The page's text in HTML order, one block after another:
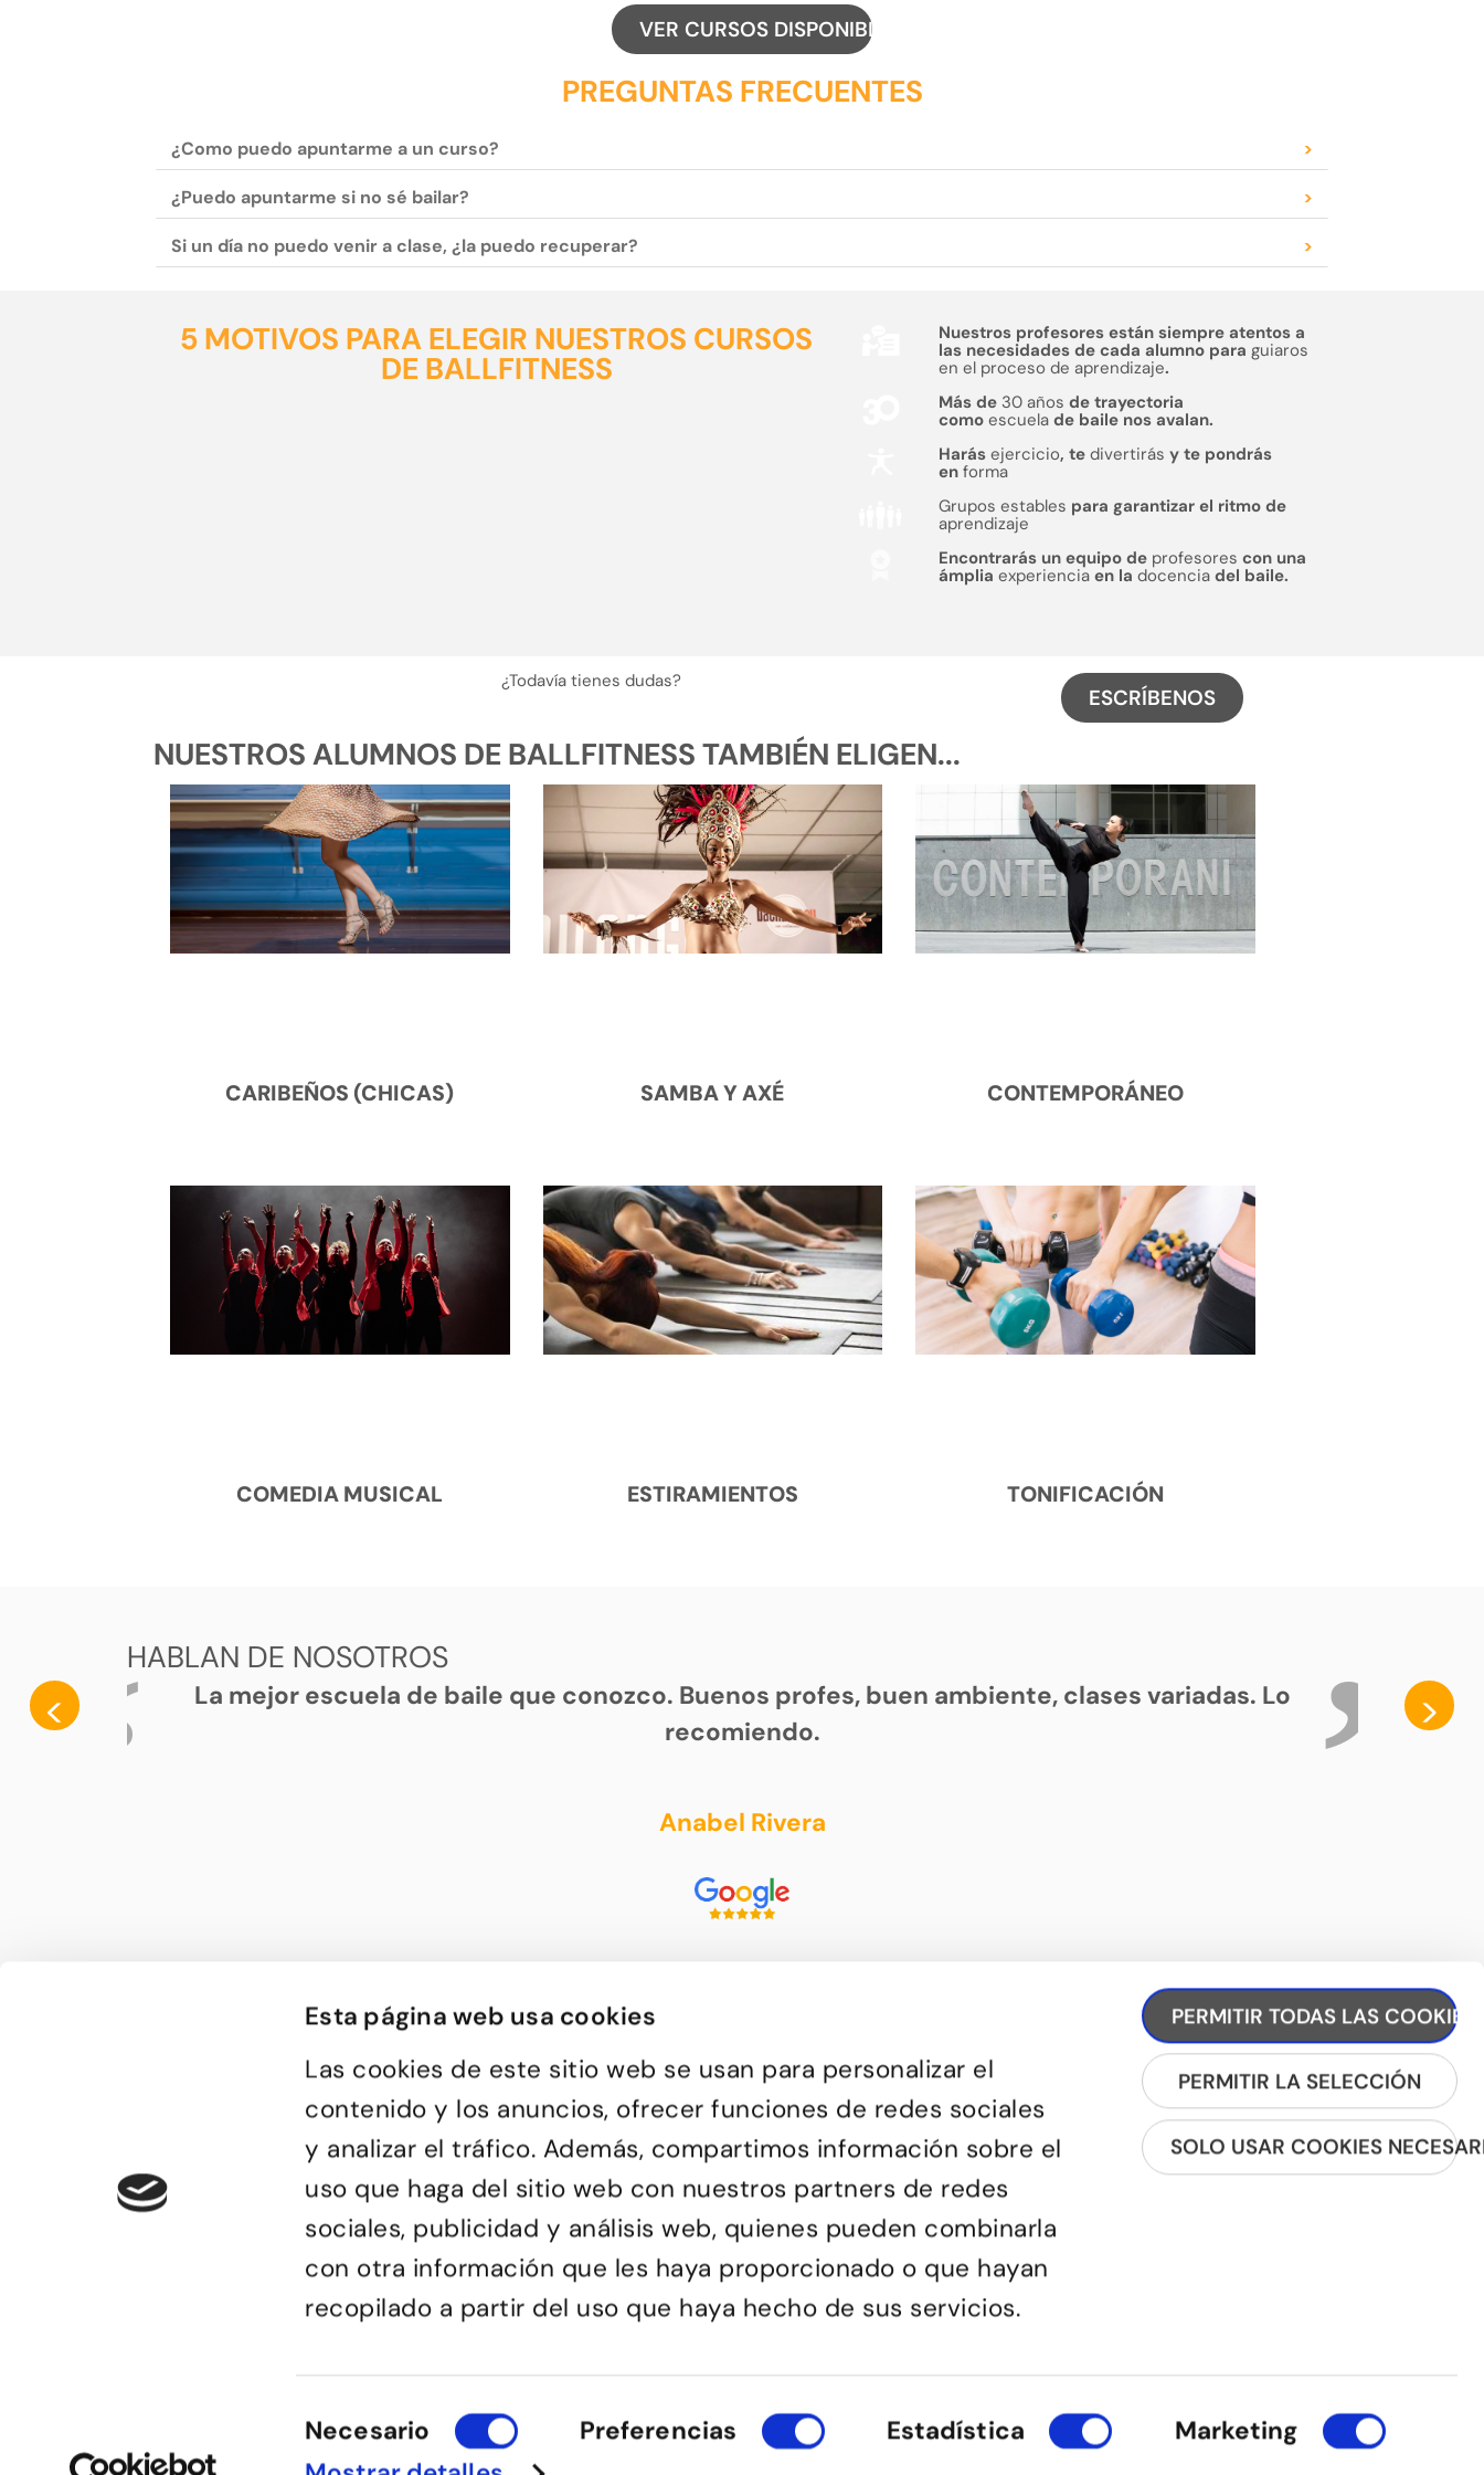
Esta página web usa cookies
Las cookies de este sitio web se usan para personalizar el
contenido y los anuncios, ofrecer funciones de redes sociales
y analizar el tráfico. Además, compartimos información sobre el
uso que haga del sitio web con nuestros partners de redes
sociales, publicidad y análisis web, quienes pueden combinarla
con otra información que les haya proporcionado o que hayan
recopilado a partir del uso que haya hecho de sus servicios.
de
consentimiento
Necesario Preferencias Estadística
Marketing
PERMITIR TODAS LAS COOKIES
PERMITIR LA SELECCIÓN
SOLO USAR COOKIES
VER CURSOS DISPONIBLES
PREGUNTAS FRECUENTES
¿Como puedo apuntarme a un curso? >
¿Puedo apuntarme si no sé bailar? >
Si un día no puedo venir a clase, ¿la puedo recuperar? >
5 MOTIVOS PARA ELEGIR NUESTROS CURSOS
DE BALLFITNESS
Nuestros profesores están siempre atentos a
las necesidades de cada alumno para guiaros
en el proceso de aprendizaje.
Más de 30 años de trayectoria
como escuelade baile nos avalan.
Harás ejercicio, te divertirás y te pondrás
en forma
Grupos estables para garantizar el ritmo de
aprendizaje
Encontrarás un equipo de profesores con una
ámplia experiencia en la docenciadel baile.
¿Todavía tienes dudas?
ESCRÍBENOS
NUESTROS ALUMNOS DE BALLFITNESS TAMBIÉN ELIGEN...
CARIBEÑOS (CHICAS) SAMBA Y AXÉ CONTEMPORÁNEO
COMEDIA MUSICAL ESTIRAMIENTOS TONIFICACIÓN
HABLAN DE NOSOTROS
<
La mejor escuela de baile que conozco. Buenos profes, buen ambiente, clases variadas. Lo
recomiendo.
Anabel Rivera
>
Bailongu és una escuela de baile de Barcelona,
donde gente muy diversa y de todas las edades
descubre el gusto por aprender a bailar y
encuentra en el baile una forma de pasarlo bien y
de compartir sensaciones.
Passatge d'Utset, 11-13
08013 – Barcelona
932 471 602 680 455 807
© Bailongu 2015.